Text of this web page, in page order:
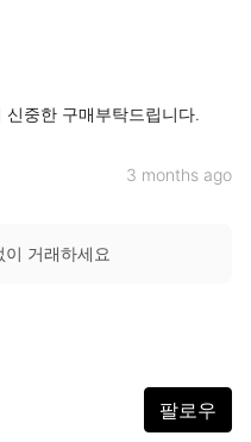
중한 구매부탁드립니다.
3 months ago
거래하세요
팔로우